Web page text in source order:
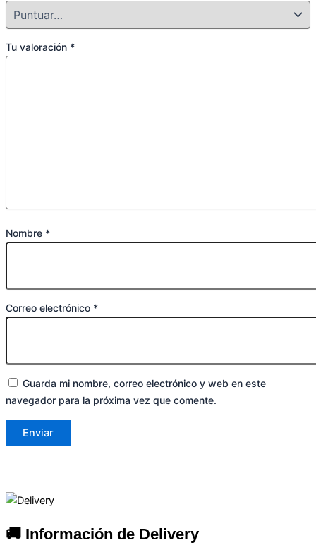
Tu valoración *
Nombre *
Correo electrónico *
Guarda mi nombre, correo electrónico y web en este
navegador para la próxima vez que comente.
🚚 Información de Delivery